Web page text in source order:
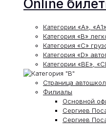
Online
Категории «А»,
Категория «В»
Категория «С»
Категория «D»
Категории «ВЕ»,
Страница
Филиалы
Основной
Сергиев
Сергиев